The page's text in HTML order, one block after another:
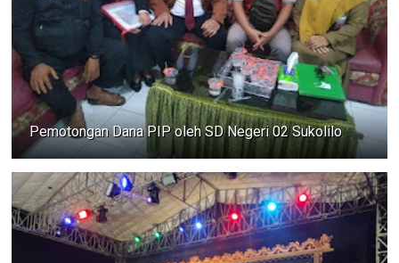
Pemotongan Dana PIP oleh SD Negeri 02 Sukolilo